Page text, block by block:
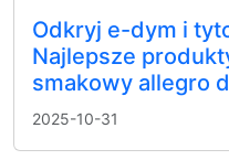
Odkryj e-dym i
Najlepsze
smakowy allegro
2025-10-31